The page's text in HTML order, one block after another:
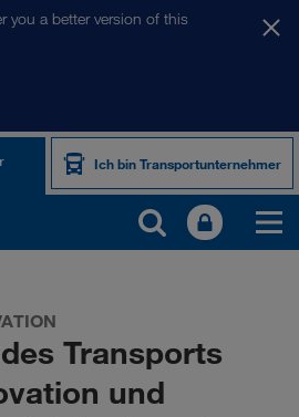
you a better version of this
Ich bin Transportunternehmer
Transports
und